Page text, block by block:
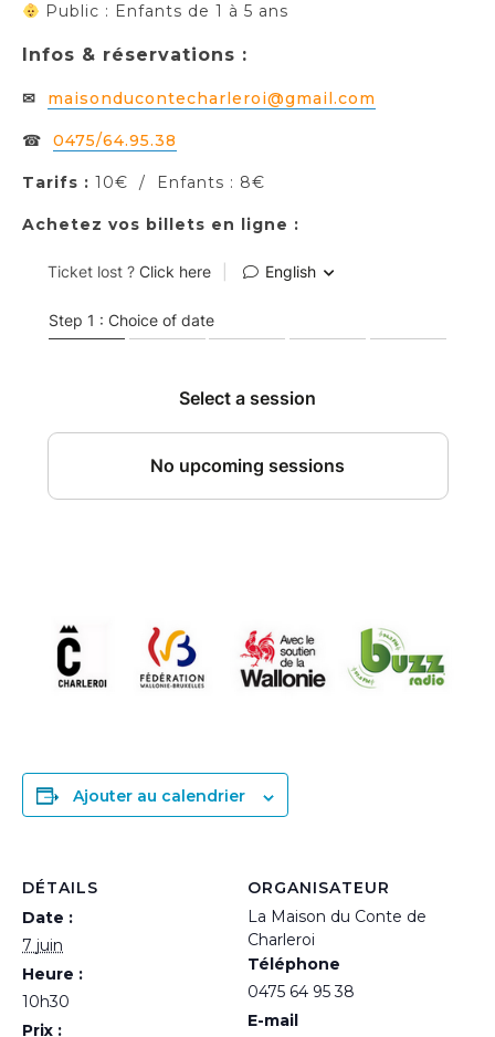
Public : Enfants de 1 à 5 ans
Infos & réservations :
✉ maisonducontecharleroi@gmail.com
☎ 0475/64.95.38
Tarifs : 10€ / Enfants : 8€
Achetez vos billets en ligne :
Ajouter au calendrier
DÉTAILS
Date :
7 juin
Heure :
10h30
Prix :
ORGANISATEUR
La Maison du Conte de
Charleroi
Téléphone
0475 64 95 38
E-mail